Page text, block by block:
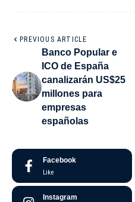
PREVIOUS ARTICLE
Banco Popular e
ICO de España
canalizarán US$25
millones para
empresas
españolas
Facebook
Like
Instagram